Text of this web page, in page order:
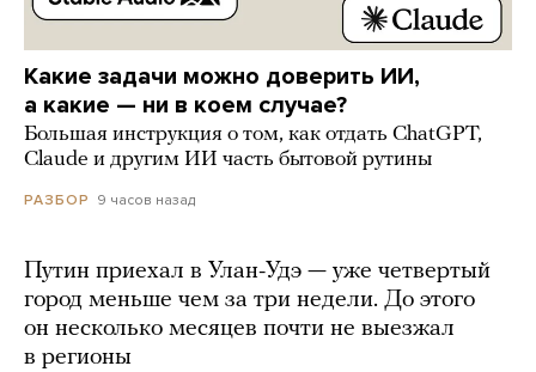
Какие задачи можно доверить ИИ,
а какие — ни в коем случае?
Большая инструкция о том, как отдать ChatGPT,
Claude и другим ИИ часть бытовой рутины
РАЗБОР 9 часов назад
Путин приехал в Улан-Удэ — уже четвертый
город меньше чем за три недели. До этого
он несколько месяцев почти не выезжал
в регионы